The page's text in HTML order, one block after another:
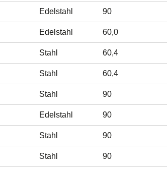
Edelstahl 90
Edelstahl 60,0
Stahl 60,4
Stahl 60,4
Stahl 90
Edelstahl 90
Stahl 90
Stahl 90